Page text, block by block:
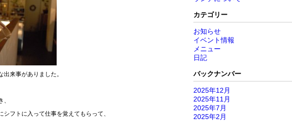
来事がありました。
フトに入って仕事を覚えてもらって、
カテゴリー
お知らせ
イベント情報
メニュー
日記
バックナンバー
2025年12月
2025年11月
2025年7月
2025年2月